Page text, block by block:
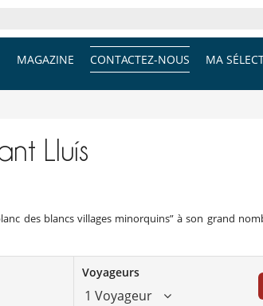
MA
CONTACTEZ-NOUS
MAGAZINE
Lluís
des blancs villages minorquins” à son grand
Voyageurs
1 Voyageur